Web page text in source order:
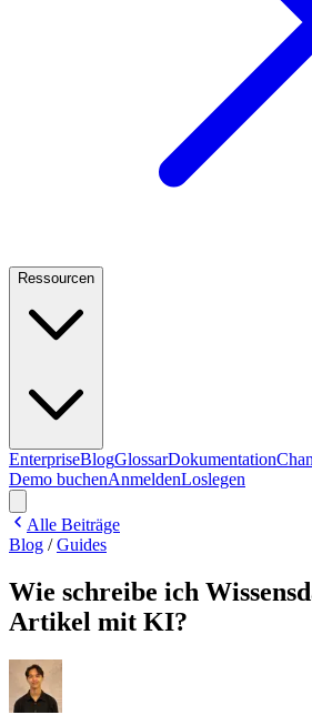
Ressourcen
EnterpriseBlogGlossarDokumentation
Demo buchenAnmeldenLoslegen
Alle Beiträge
Blog /Guides
Wie schreibe ich
Artikel mit KI?